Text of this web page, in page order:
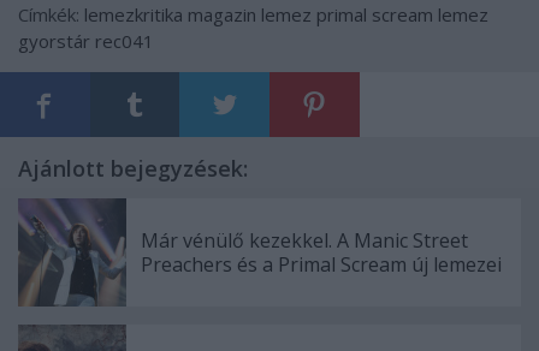
Címkék: lemezkritika magazin lemez primal scream lemez
gyorstár rec041
Ajánlott bejegyzések:
Már vénülő kezekkel. A Manic Street
Preachers és a Primal Scream új lemezei